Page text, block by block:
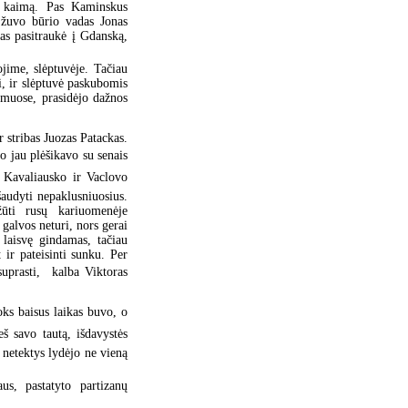
Pas Kaminskus
būrio vadas Jonas
pasitraukė į Gdanską,
slėptuvėje. Tačiau
ir slėptuvė paskubomis
prasidėjo dažnos
Juozas Patackas.
plėšikavo su senais
ir Vaclovo
nepaklusniuosius.
rusų kariuomenėje
neturi, nors gerai
gindamas, tačiau
ir pateisinti sunku. Per
 kalba Viktoras
baisus laikas buvo, o
savo tautą, išdavystės
lydėjo ne vieną
pastatyto partizanų